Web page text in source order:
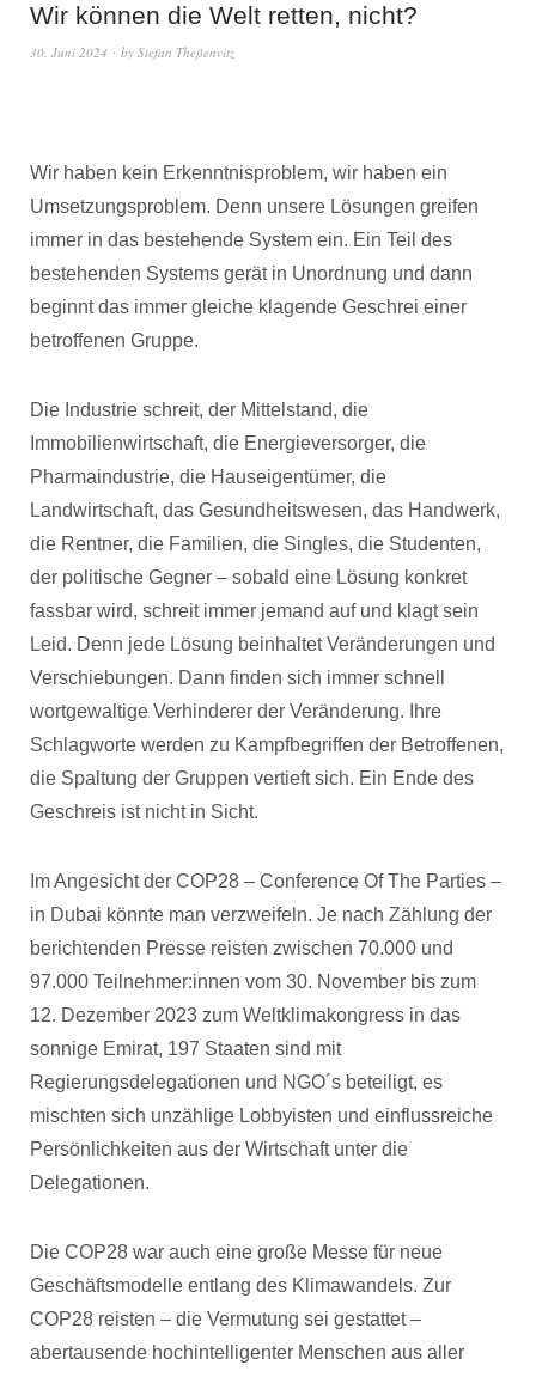
Wir können die Welt retten, nicht?
30. Juni 2024 by Stefan Theßenvitz
Wir haben kein Erkenntnisproblem, wir haben ein
Umsetzungsproblem. Denn unsere Lösungen greifen
immer in das bestehende System ein. Ein Teil des
bestehenden Systems gerät in Unordnung und dann
beginnt das immer gleiche klagende Geschrei einer
betroffenen Gruppe.
Die Industrie schreit, der Mittelstand, die
Immobilienwirtschaft, die Energieversorger, die
Pharmaindustrie, die Hauseigentümer, die
Landwirtschaft, das Gesundheitswesen, das Handwerk,
die Rentner, die Familien, die Singles, die Studenten,
der politische Gegner – sobald eine Lösung konkret
fassbar wird, schreit immer jemand auf und klagt sein
Leid. Denn jede Lösung beinhaltet Veränderungen und
Verschiebungen. Dann finden sich immer schnell
wortgewaltige Verhinderer der Veränderung. Ihre
Schlagworte werden zu Kampfbegriffen der Betroffenen,
die Spaltung der Gruppen vertieft sich. Ein Ende des
Geschreis ist nicht in Sicht.
Im Angesicht der COP28 – Conference Of The Parties –
in Dubai könnte man verzweifeln. Je nach Zählung der
berichtenden Presse reisten zwischen 70.000 und
97.000 Teilnehmer:innen vom 30. November bis zum
12. Dezember 2023 zum Weltklimakongress in das
sonnige Emirat, 197 Staaten sind mit
Regierungsdelegationen und NGO´s beteiligt, es
mischten sich unzählige Lobbyisten und einflussreiche
Persönlichkeiten aus der Wirtschaft unter die
Delegationen.
Die COP28 war auch eine große Messe für neue
Geschäftsmodelle entlang des Klimawandels. Zur
COP28 reisten – die Vermutung sei gestattet –
abertausende hochintelligenter Menschen aus aller